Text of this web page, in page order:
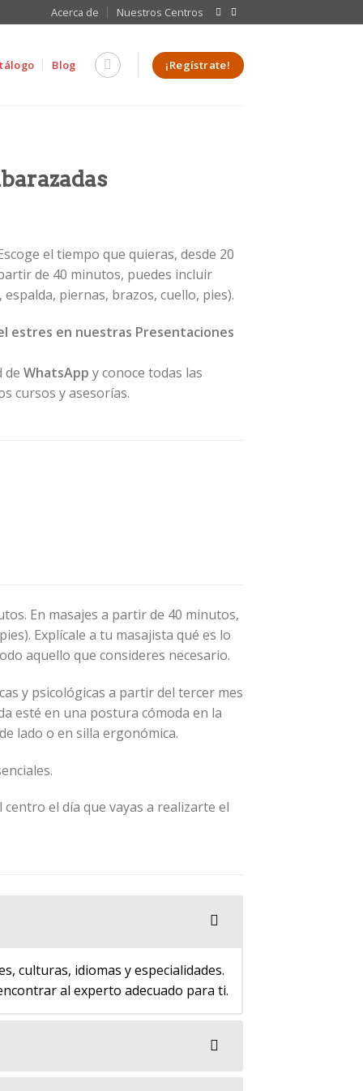
Acerca de Nuestros Centros
Blog ¡Regístrate!
el tiempo que quieras, desde 20
de 40 minutos, puedes incluir
piernas, brazos, cuello, pies).
estres en nuestras Presentaciones
de WhatsApp y conoce todas las
cursos y asesorías.
En masajes a partir de 40 minutos,
Explícale a tu masajista qué es lo
aquello que consideres necesario.
y psicológicas a partir del tercer mes
esté en una postura cómoda en la
lado o en silla ergonómica.
el día que vayas a realizarte el
culturas, idiomas y especialidades.
al experto adecuado para ti.